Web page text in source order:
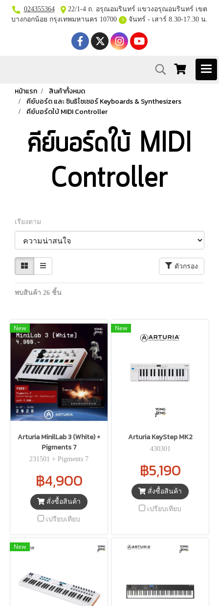
024355364
22/1-4 ถ. อรุณอมรินทร์ แขวงอรุณอมรินทร์ เขต
บางกอกน้อย กรุงเทพมหานคร 10700
จันทร์ - เสาร์ 8.30-17.30 น.
หน้าแรก
สินค้าทั้งหมด
คีย์บอร์ด และ ซินธิไซเซอร์ Keyboards & Synthesizers
คีย์บอร์ดใบ้ MIDI Controller
คีย์บอร์ดใบ้ MIDI
Controller
เรียงตาม
ตัวกรอง
พบสินค้า 26 ชิ้น
New
Arturia MinilLab 3 (White) +
Pigments 7
231501 + Pigments 7
฿4,900
สั่งซื้อสินค้า
เปรียบเทียบ
New
Arturia KeyStep MK2
430301
฿5,190
สั่งซื้อสินค้า
เปรียบเทียบ
New